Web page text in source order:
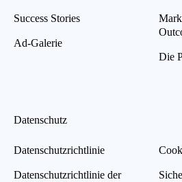
Success Stories
Ad-Galerie
Die
Datenschutz
Datenschutzrichtlinie
Datenschutzrichtlinie der